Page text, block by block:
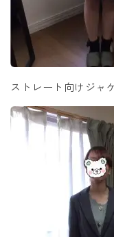
ストレート向けジャ